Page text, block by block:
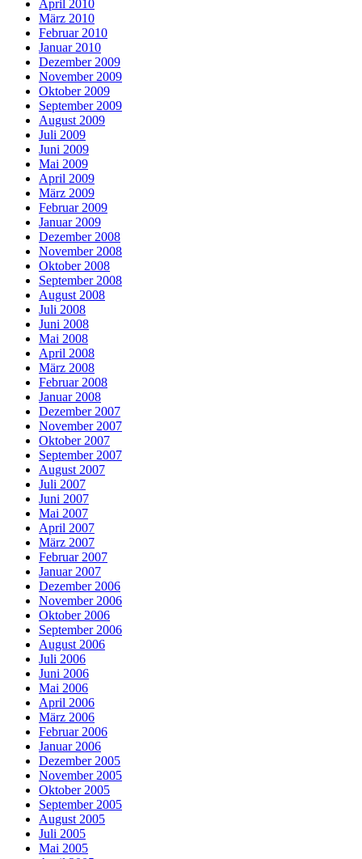
April 2010
März 2010
Februar 2010
Januar 2010
Dezember 2009
November 2009
Oktober 2009
September 2009
August 2009
Juli 2009
Juni 2009
Mai 2009
April 2009
März 2009
Februar 2009
Januar 2009
Dezember 2008
November 2008
Oktober 2008
September 2008
August 2008
Juli 2008
Juni 2008
Mai 2008
April 2008
März 2008
Februar 2008
Januar 2008
Dezember 2007
November 2007
Oktober 2007
September 2007
August 2007
Juli 2007
Juni 2007
Mai 2007
April 2007
März 2007
Februar 2007
Januar 2007
Dezember 2006
November 2006
Oktober 2006
September 2006
August 2006
Juli 2006
Juni 2006
Mai 2006
April 2006
März 2006
Februar 2006
Januar 2006
Dezember 2005
November 2005
Oktober 2005
September 2005
August 2005
Juli 2005
Mai 2005